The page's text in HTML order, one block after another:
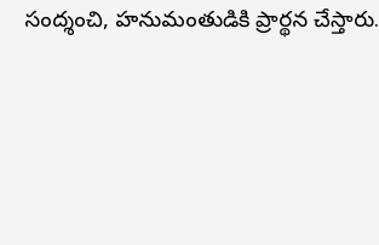
సందర్శించి, హనుమంతుడికి ప్రార్థన చేస్తారు.